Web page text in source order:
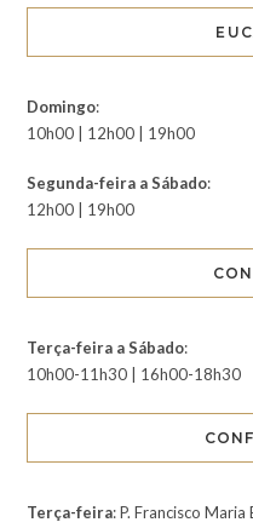
Domingo:
10h00 | 12h00 | 19h00
Segunda-feira a Sábado:
12h00 | 19h00
Terça-feira a Sábado:
10h00-11h30 | 16h00-18h30
Terça-feira: P. Francisco Maria